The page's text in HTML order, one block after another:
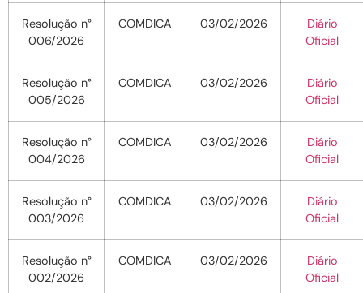
Resolução n°
006/2026
COMDICA 03/02/2026
Diário
Oficial
Resolução n°
005/2026
COMDICA 03/02/2026
Diário
Oficial
Resolução n°
004/2026
COMDICA 03/02/2026
Diário
Oficial
Resolução n°
003/2026
COMDICA 03/02/2026
Diário
Oficial
Resolução n°
002/2026
COMDICA 03/02/2026
Diário
Oficial